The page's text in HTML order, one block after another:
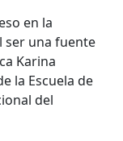
en la
ser una fuente
Karina
la Escuela de
del